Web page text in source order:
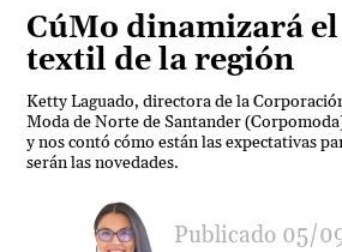
CúMo dinamizará
textil de la región
Ketty Laguado, directora de la
Moda de Norte de Santander
y nos contó cómo están las expectativas
serán las novedades.
05/